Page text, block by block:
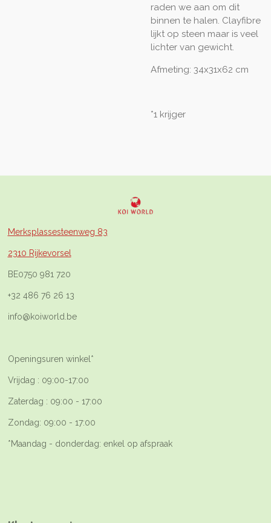
raden we aan om dit
binnen te halen. Clayfibre
lijkt op steen maar is veel
lichter van gewicht.
Afmeting: 34x31x62 cm
*1 krijger
Merksplassesteenweg 83
2310 Rijkevorsel
BE0750 981 720
+32 486 76 26 13
info@koiworld.be
Openingsuren winkel*
Vrijdag : 09:00-17:00
Zaterdag : 09:00 - 17:00
Zondag: 09:00 - 17:00
*Maandag - donderdag: enkel op afspraak